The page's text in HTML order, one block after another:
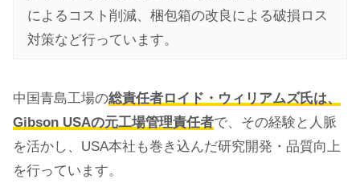
によるコスト削減、梱包箱の改良による破損ロス
対策など行っています。
中国青島工場の総責任者ロイド・ウィリアムズ氏は、
Gibson USAの元工場管理責任者で、その経験と人脈
を活かし、USA本社も巻き込んだ研究開発・品質向上
を行っています。